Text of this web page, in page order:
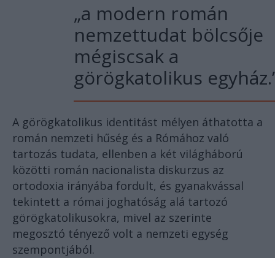
„a modern román
nemzettudat bölcsője
mégiscsak a
görögkatolikus
A görögkatolikus identitást mélyen áthatotta a
román nemzeti hűség és a Rómához való
tartozás tudata, ellenben a két világháború
közötti román nacionalista diskurzus az
ortodoxia irányába fordult, és gyanakvással
tekintett a római joghatóság alá tartozó
görögkatolikusokra, mivel az szerinte
megosztó tényező volt a nemzeti egység
szempontjából.